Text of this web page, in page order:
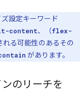
設定キーワード
content、（flex-
る可能性のあるその
があります。
のリーチを